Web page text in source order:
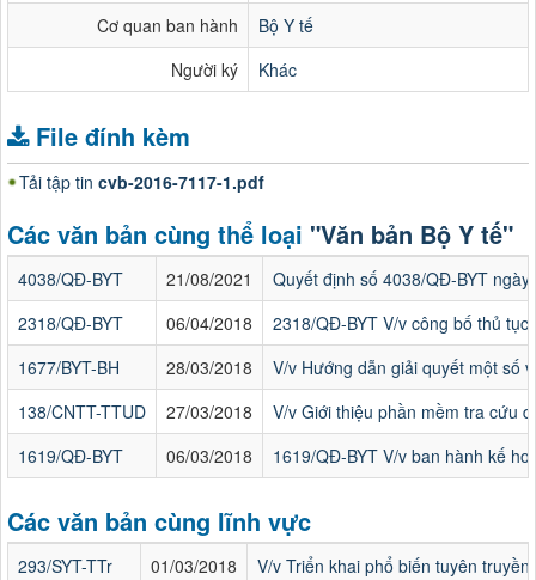
Cơ quan ban hành
Bộ Y tế
Người ký
Khác
File đính kèm
Tải tập tin cvb-2016-7117-1.pdf
Các văn bản cùng thể loại "Văn bản Bộ Y tế"
4038/QĐ-BYT 21/08/2021
Quyết định số 4038/QĐ-BYT
2318/QĐ-BYT
06/04/2018
2318/QĐ-BYT V/v công bố thủ
1677/BYT-BH
28/03/2018
V/v Hướng dẫn giải quyết một số
138/CNTT-TTUD
27/03/2018
V/v Giới thiệu phần mềm tra cứu
1619/QĐ-BYT
06/03/2018 1619/QĐ-BYT V/v ban hành kế
Các văn bản cùng lĩnh vực
293/SYT-TTr 01/03/2018
V/v Triển khai phổ biến tuyên